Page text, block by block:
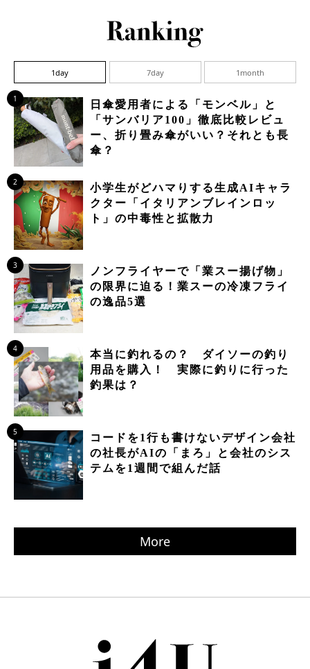
1day 7day 1month
1
日傘愛用者による「モンベル」と
「サンバリア100」徹底比較レビュ
ー、折り畳み傘がいい？それとも長
傘？
2
小学生がどハマりする生成AIキャラ
クター「イタリアンブレインロッ
ト」の中毒性と拡散力
3
ノンフライヤーで「業スー揚げ物」
の限界に迫る！業スーの冷凍フライ
の逸品5選
4
本当に釣れるの？ ダイソーの釣り
用品を購入！ 実際に釣りに行った
釣果は？
5
コードを1行も書けないデザイン会社
の社長がAIの「まろ」と会社のシス
テムを1週間で組んだ話
More